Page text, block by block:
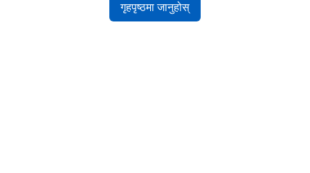
गृहपृष्ठमा जानुहोस्